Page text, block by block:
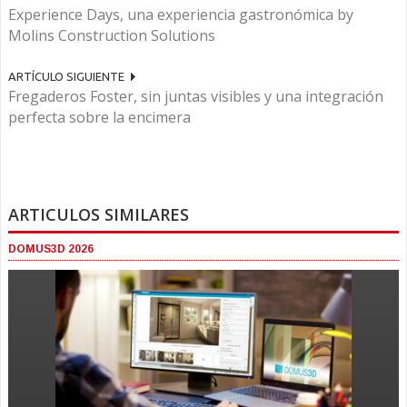
Experience Days, una experiencia gastronómica by
Molins Construction Solutions
ARTÍCULO SIGUIENTE
Fregaderos Foster, sin juntas visibles y una integración
perfecta sobre la encimera
ARTICULOS SIMILARES
DOMUS3D 2026